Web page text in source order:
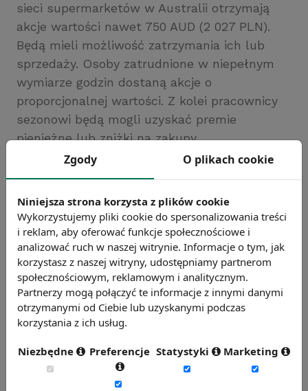
sieci supermarketów w Australii otrzymają
akcje wartości nawet 750 AUD (2 027 PLN).
Będą mieli możliwość zatrzymania ich lub
sprzedaży. Osoby zatrudnione w niepełnym
wymiarze godzin dostaną akcje o
proporcjonalnej wartości. Z kolei pracownicy
sezonowi będą mogli uzyskać premie
pieniężne lub zniżki na zakupy.
Źródło: Puls Biznesu
Chcesz wiedzieć więcej?
Zobacz więcej wiadomości
Zgody O plikach cookie
Niniejsza strona korzysta z plików cookie
Wykorzystujemy pliki cookie do spersonalizowania treści
i reklam, aby oferować funkcje społecznościowe i
analizować ruch w naszej witrynie. Informacje o tym, jak
korzystasz z naszej witryny, udostępniamy partnerom
społecznościowym, reklamowym i analitycznym.
Partnerzy mogą połączyć te informacje z innymi danymi
otrzymanymi od Ciebie lub uzyskanymi podczas
korzystania z ich usług.
Niezbędne Preferencje Statystyki Marketing